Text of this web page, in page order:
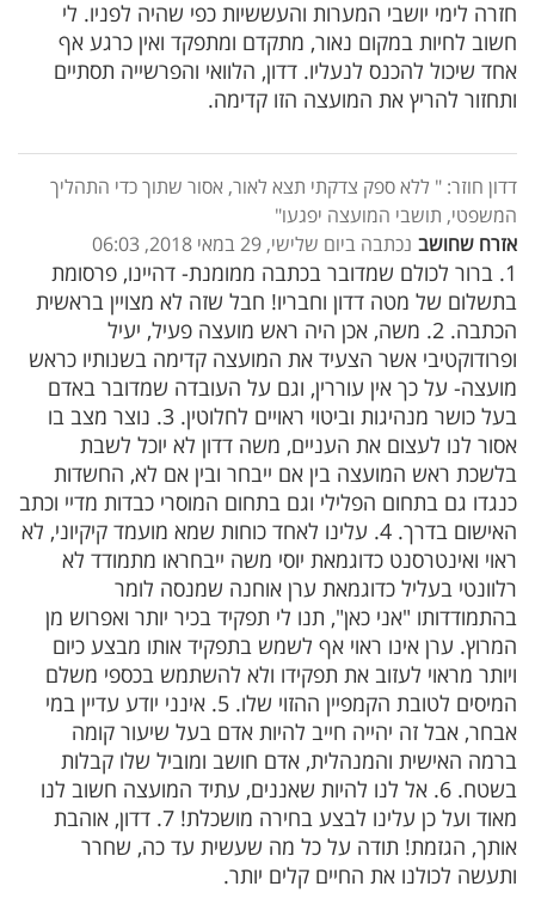
חזרה לימי יושבי המערות והעששיות כפי שהיה לפניו. לי
חשוב לחיות במקום נאור, מתקדם ומתפקד ואין כרגע אף
אחד שיכול להכנס לנעליו. דדון, הלוואי והפרשייה תסתיים
ותחזור להריץ את המועצה הזו קדימה.
דדון חוזר: " ללא ספק צדקתי תצא לאור, אסור שתוך כדי התהליך
המשפטי, תושבי המועצה יפגעו"
אזרח שחושב נכתבה ביום שלישי, 29 במאי 2018, 06:03
1. ברור לכולם שמדובר בכתבה ממומנת- דהיינו, פרסומת
בתשלום של מטה דדון וחבריו! חבל שזה לא מצויין בראשית
הכתבה. 2. משה, אכן היה ראש מועצה פעיל, יעיל
ופרודוקטיבי אשר הצעיד את המועצה קדימה בשנותיו כראש
מועצה- על כך אין עוררין, וגם על העובדה שמדובר באדם
בעל כושר מנהיגות וביטוי ראויים לחלוטין. 3. נוצר מצב בו
אסור לנו לעצום את העניים, משה דדון לא יוכל לשבת
בלשכת ראש המועצה בין אם ייבחר ובין אם לא, החשדות
כנגדו גם בתחום הפלילי וגם בתחום המוסרי כבדות מדיי וכתב
האישום בדרך. 4. עלינו לאחד כוחות שמא מועמד קיקיוני, לא
ראוי ואינטרסנט כדוגמאת יוסי משה ייבחראו מתמודד לא
רלוונטי בעליל כדוגמאת ערן אוחנה שמנסה לומר
בהתמודדותו "אני כאן", תנו לי תפקיד בכיר יותר ואפרוש מן
המרוץ. ערן אינו ראוי אף לשמש בתפקיד אותו מבצע כיום
ויותר מראוי לעזוב את תפקידו ולא להשתמש בכספי משלם
המיסים לטובת הקמפיין ההזוי שלו. 5. אינני יודע עדיין במי
אבחר, אבל זה יהייה חייב להיות אדם בעל שיעור קומה
ברמה האישית והמנהלית, אדם חושב ומוביל שלו קבלות
בשטח. 6. אל לנו להיות שאננים, עתיד המועצה חשוב לנו
מאוד ועל כן עלינו לבצע בחירה מושכלת! 7. דדון, אוהבת
אותך, הגזמת! תודה על כל מה שעשית עד כה, שחרר
ותעשה לכולנו את החיים קלים יותר.